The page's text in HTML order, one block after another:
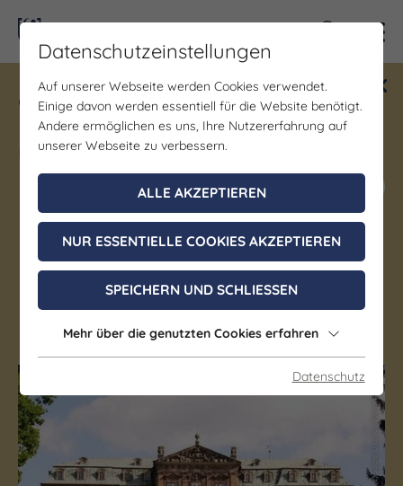
Gewinne ein Blind Date mit Saale-
Unstrut! Teilnahme vom 1.7. - 18.12.
möglich.
Jetzt mitmachen
Schloss Burgscheidungen
Laucha an der Unstrut OT Burgscheidungen
(c) Saale-Unstrut-Tourismus e.V.
Datenschutzeinstellungen
Auf unserer Webseite werden Cookies verwendet.
Einige davon werden essentiell für die Website benötigt.
Andere ermöglichen es uns, Ihre Nutzererfahrung auf
unserer Webseite zu verbessern.
ALLE AKZEPTIEREN
NUR ESSENTIELLE COOKIES AKZEPTIEREN
SPEICHERN UND SCHLIESSEN
Mehr über die genutzten Cookies erfahren
Datenschutz